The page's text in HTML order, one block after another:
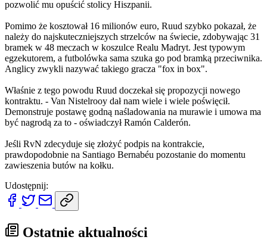
pozwolić mu opuścić stolicy Hiszpanii.
Pomimo że kosztował 16 milionów euro, Ruud szybko pokazał, że
należy do najskuteczniejszych strzelców na świecie, zdobywając 31
bramek w 48 meczach w koszulce Realu Madryt. Jest typowym
egzekutorem, a futbolówka sama szuka go pod bramką przeciwnika.
Anglicy zwykli nazywać takiego gracza "fox in box".
Właśnie z tego powodu Ruud doczekał się propozycji nowego
kontraktu. - Van Nistelrooy dał nam wiele i wiele poświęcił.
Demonstruje postawę godną naśladowania na murawie i umowa ma
być nagrodą za to - oświadczył Ramón Calderón.
Jeśli RvN zdecyduje się złożyć podpis na kontrakcie,
prawdopodobnie na Santiago Bernabéu pozostanie do momentu
zawieszenia butów na kołku.
Udostępnij:
Ostatnie aktualności